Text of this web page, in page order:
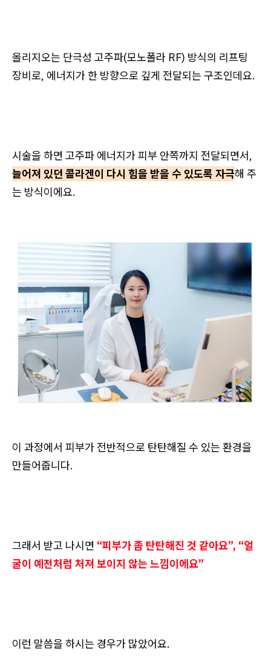
올리지오는 단극성 고주파(모노폴라 RF) 방식의 리프팅
장비로, 에너지가 한 방향으로 깊게 전달되는 구조인데요.
시술을 하면 고주파 에너지가 피부 안쪽까지 전달되면서,
늘어져 있던 콜라겐이 다시 힘을 받을 수 있도록 자극해 주
는 방식이에요.
이 과정에서 피부가 전반적으로 탄탄해질 수 있는 환경을
만들어줍니다.
그래서 받고 나시면 “피부가 좀 탄탄해진 것 같아요”, “얼
굴이 예전처럼 처져 보이지 않는 느낌이에요”
이런 말씀을 하시는 경우가 많았어요.